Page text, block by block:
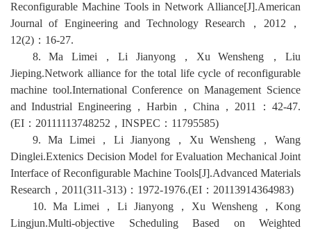
Reconfigurable Machine Tools in Network Alliance[J].American
Journal of Engineering and Technology Research ， 2012 ，
12(2) ： 16-27.
8. Ma Limei ，Li Jianyong， Xu Wensheng ，Liu
Jieping.Network alliance for the total life cycle of reconfigurable
machine tool.International Conference on Management Science
and Industrial Engineering，Harbin ， China ， 2011 ：42-47.
(EI ： 20111113748252 ， INSPEC ： 11795585)
9. Ma Limei ，Li Jianyong ， Xu Wensheng ，Wang
Dinglei.Extenics Decision Model for Evaluation Mechanical Joint
Interface of Reconfigurable Machine Tools[J].Advanced Materials
Research ， 2011(311-313) ： 1972-1976.(EI ： 20113914364983)
10. Ma Limei ，Li Jianyong， Xu Wensheng，Kong
Lingjun.Multi-objective Scheduling Based on Weighted